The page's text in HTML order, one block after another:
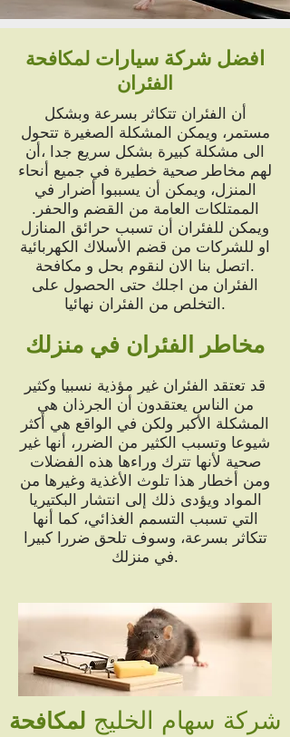
افضل شركة سيارات لمكافحة
الفئران
أن الفئران تتكاثر بسرعة وبشكل
مستمر، ويمكن المشكلة الصغيرة تتحول
الى مشكلة كبيرة بشكل سريع جدا ،أن
لهم مخاطر صحية خطيرة في جميع أنحاء
المنزل، ويمكن أن يسببوا أضرار في
الممتلكات العامة من القضم والحفر.
ويمكن للفئران أن تسبب حرائق المنازل
او للشركات من قضم الأسلاك الكهربائية
.اتصل بنا الان لنقوم بحل و مكافحة
الفئران من اجلك حتى الحصول على
التخلص من الفئران نهائيا.
مخاطر الفئران في منزلك
قد تعتقد الفئران غير مؤذية نسبيا وكثير
من الناس يعتقدون أن الجرذان هي
المشكلة الأكبر ولكن في الواقع هي أكثر
شيوعا وتسبب الكثير من الضرر، أنها غير
صحية لأنها تترك وراءها هذه الفضلات
ومن أخطار هذا تلوث الأغذية وغيرها من
المواد ويؤدى ذلك إلى انتشار البكتيريا
التي تسبب التسمم الغذائي، كما أنها
تتكاثر بسرعة، وسوف تلحق ضررا كبيرا
في منزلك.
شركة سهام الخليج لمكافحة